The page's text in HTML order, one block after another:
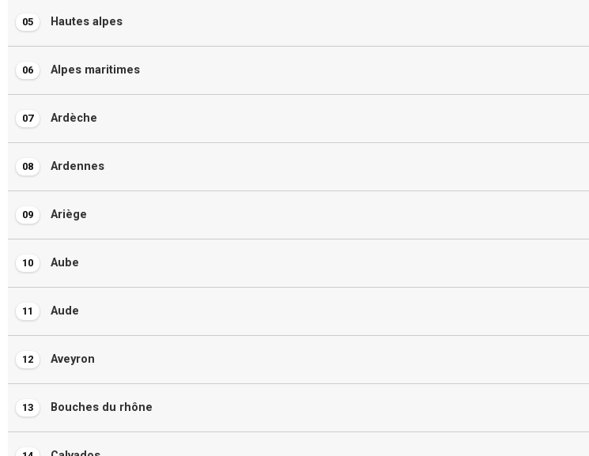
05 Hautes alpes
06 Alpes maritimes
07 Ardèche
08 Ardennes
09 Ariège
10 Aube
11 Aude
12 Aveyron
13 Bouches du rhône